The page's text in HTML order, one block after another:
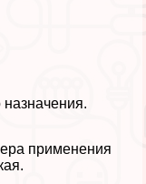
применения